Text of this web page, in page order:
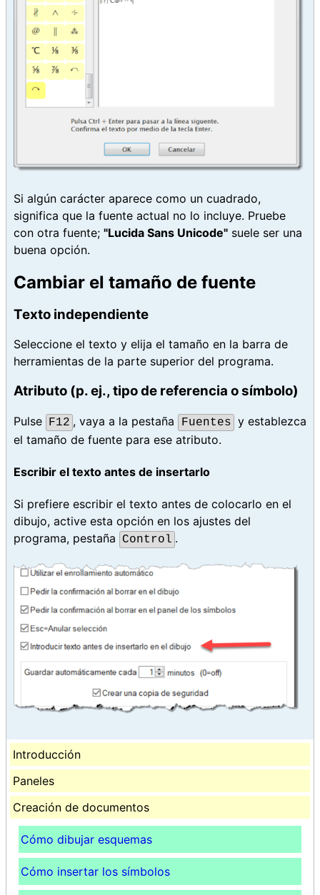
Si algún carácter aparece como un cuadrado,
significa que la fuente actual no lo incluye. Pruebe
con otra fuente; "Lucida Sans Unicode" suele ser una
buena opción.
Cambiar el tamaño de fuente
Texto independiente
Seleccione el texto y elija el tamaño en la barra de
herramientas de la parte superior del programa.
Atributo (p. ej., tipo de referencia o símbolo)
Pulse F12 , vaya a la pestaña Fuentes y establezca
el tamaño de fuente para ese atributo.
Escribir el texto antes de insertarlo
Si prefiere escribir el texto antes de colocarlo en el
dibujo, active esta opción en los ajustes del
programa, pestaña
Control .
Introducción
Paneles
Creación de documentos
Cómo dibujar esquemas
Cómo insertar los símbolos